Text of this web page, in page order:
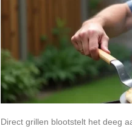
Direct grillen blootstelt het deeg